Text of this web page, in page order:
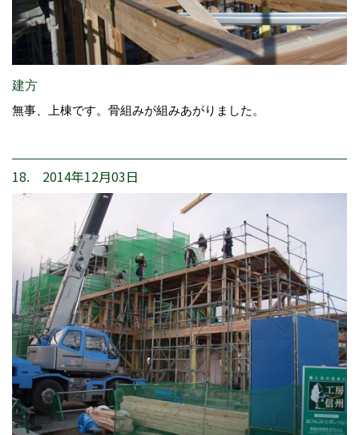
建方
無事、上棟です。骨組みが組みあがりました。
18. 2014年12月03日